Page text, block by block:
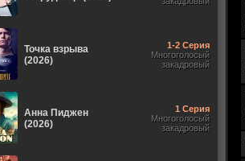
Точка взрыва
(2026)
1-2 Серия
Многоголосый
закадровый
Анна Пиджен
(2026)
1 Серия
Многоголосый
закадровый